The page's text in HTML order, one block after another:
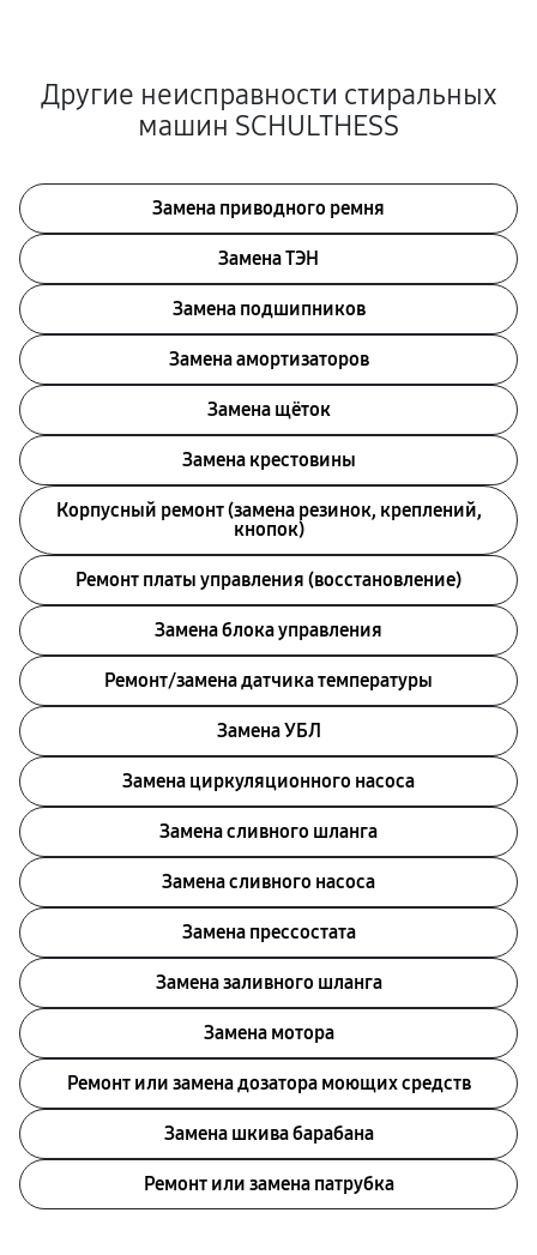
Другие неисправности стиральных
машин SCHULTHESS
Замена приводного ремня
Замена ТЭН
Замена подшипников
Замена амортизаторов
Замена щёток
Замена крестовины
Корпусный ремонт (замена резинок, креплений,
кнопок)
Ремонт платы управления (восстановление)
Замена блока управления
Ремонт/замена датчика температуры
Замена УБЛ
Замена циркуляционного насоса
Замена сливного шланга
Замена сливного насоса
Замена прессостата
Замена заливного шланга
Замена мотора
Ремонт или замена дозатора моющих средств
Замена шкива барабана
Ремонт или замена патрубка